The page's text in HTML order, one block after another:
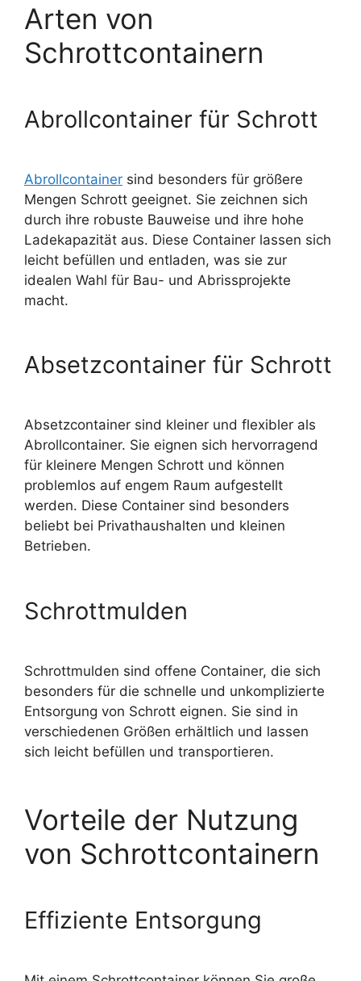
Arten von
Schrottcontainern
Abrollcontainer für Schrott
Abrollcontainer sind besonders für größere
Mengen Schrott geeignet. Sie zeichnen sich
durch ihre robuste Bauweise und ihre hohe
Ladekapazität aus. Diese Container lassen sich
leicht befüllen und entladen, was sie zur
idealen Wahl für Bau- und Abrissprojekte
macht.
Absetzcontainer für Schrott
Absetzcontainer sind kleiner und flexibler als
Abrollcontainer. Sie eignen sich hervorragend
für kleinere Mengen Schrott und können
problemlos auf engem Raum aufgestellt
werden. Diese Container sind besonders
beliebt bei Privathaushalten und kleinen
Betrieben.
Schrottmulden
Schrottmulden sind offene Container, die sich
besonders für die schnelle und unkomplizierte
Entsorgung von Schrott eignen. Sie sind in
verschiedenen Größen erhältlich und lassen
sich leicht befüllen und transportieren.
Vorteile der Nutzung
von Schrottcontainern
Effiziente Entsorgung